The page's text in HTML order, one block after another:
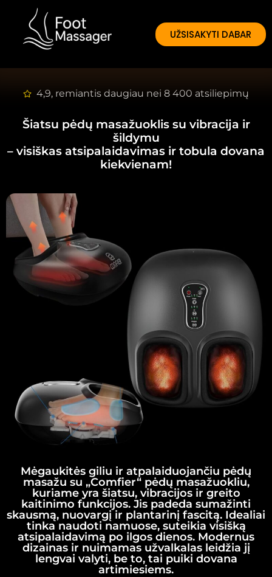
UŽSISAKYTI DABAR
4,9, remiantis daugiau nei 8 400 atsiliepimų
Šiatsu pėdų masažuoklis su vibracija ir
šildymu
– visiškas atsipalaidavimas ir tobula dovana
kiekvienam!
Mėgaukitės giliu ir atpalaiduojančiu pėdų
masažu su „Comfier“ pėdų masažuokliu,
kuriame yra šiatsu, vibracijos ir greito
kaitinimo funkcijos. Jis padeda sumažinti
skausmą, nuovargį ir plantarinį fascitą. Idealiai
tinka naudoti namuose, suteikia visišką
atsipalaidavimą po ilgos dienos. Modernus
dizainas ir nuimamas užvalkalas leidžia jį
lengvai valyti, be to, tai puiki dovana
artimiesiems.